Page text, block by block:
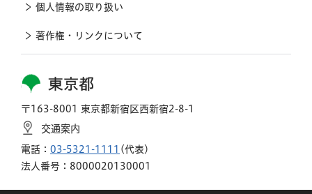
東京都
〒163-8001 東京都新宿区西新宿2-8-1
交通案内
電話： 03-5321-1111 (代表)
法人番号：8000020130001
個人情報の取り扱い
著作権・リンクについて